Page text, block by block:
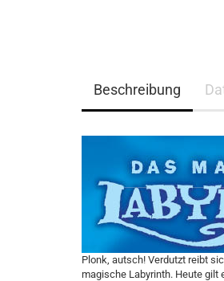
Beschreibung
P lonk, autsch! Verdutzt reibt
magische Labyrinth. Heute gilt